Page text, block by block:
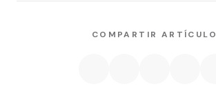
COMPARTIR ARTÍCULO